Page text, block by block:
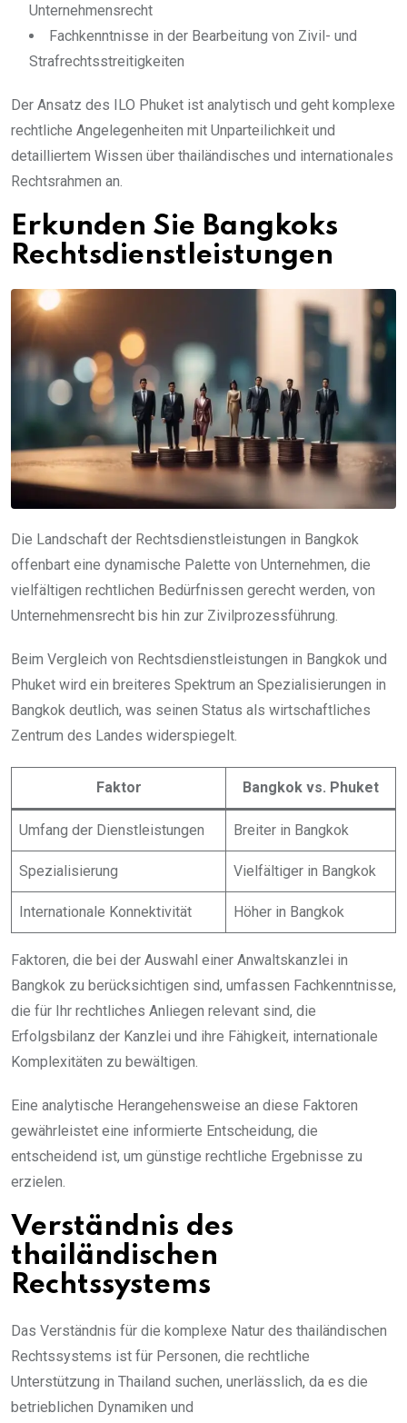
Unternehmensrecht
Fachkenntnisse in der Bearbeitung von Zivil- und
Strafrechtsstreitigkeiten
Der Ansatz des ILO Phuket ist analytisch und geht komplexe
rechtliche Angelegenheiten mit Unparteilichkeit und
detailliertem Wissen über thailändisches und internationales
Rechtsrahmen an.
Erkunden Sie Bangkoks
Rechtsdienstleistungen
Die Landschaft der Rechtsdienstleistungen in Bangkok
offenbart eine dynamische Palette von Unternehmen, die
vielfältigen rechtlichen Bedürfnissen gerecht werden, von
Unternehmensrecht bis hin zur Zivilprozessführung.
Beim Vergleich von Rechtsdienstleistungen in Bangkok und
Phuket wird ein breiteres Spektrum an Spezialisierungen in
Bangkok deutlich, was seinen Status als wirtschaftliches
Zentrum des Landes widerspiegelt.
Faktor Bangkok vs. Phuket
Umfang der Dienstleistungen Breiter in Bangkok
Spezialisierung Vielfältiger in Bangkok
Internationale Konnektivität Höher in Bangkok
Faktoren, die bei der Auswahl einer Anwaltskanzlei in
Bangkok zu berücksichtigen sind, umfassen Fachkenntnisse,
die für Ihr rechtliches Anliegen relevant sind, die
Erfolgsbilanz der Kanzlei und ihre Fähigkeit, internationale
Komplexitäten zu bewältigen.
Eine analytische Herangehensweise an diese Faktoren
gewährleistet eine informierte Entscheidung, die
entscheidend ist, um günstige rechtliche Ergebnisse zu
erzielen.
Verständnis des
thailändischen
Rechtssystems
Das Verständnis für die komplexe Natur des thailändischen
Rechtssystems ist für Personen, die rechtliche
Unterstützung in Thailand suchen, unerlässlich, da es die
betrieblichen Dynamiken und